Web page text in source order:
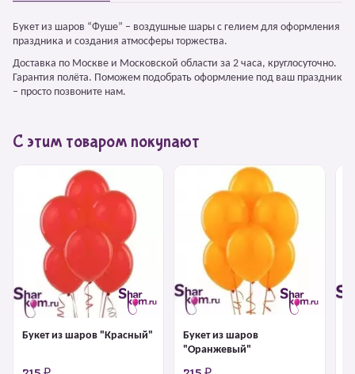
Букет из шаров “Фуше” – воздушные шары с гелием для оформления
праздника и создания атмосферы торжества.
Доставка по Москве и Московской области за 2 часа, круглосуточно.
Гарантия полёта. Поможем подобрать оформление под ваш праздник
– просто позвоните нам.
С этим товаром покупают
Букет из шаров "Красный"
Букет из шаров
"Оранжевый"